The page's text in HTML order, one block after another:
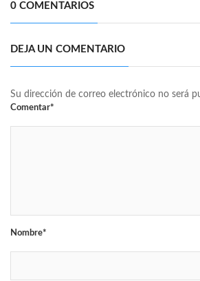
0 COMENTARIOS
DEJA UN COMENTARIO
Su dirección de correo electrónico no será
Comentar*
Nombre*